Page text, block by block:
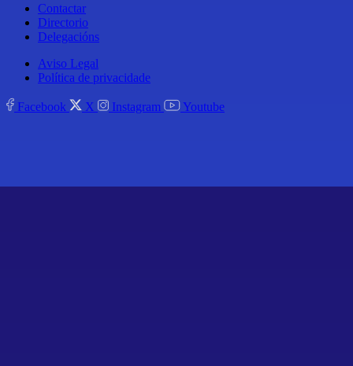
Contactar
Directorio
Delegacións
Aviso Legal
Política de privacidade
Facebook X Instagram Youtube